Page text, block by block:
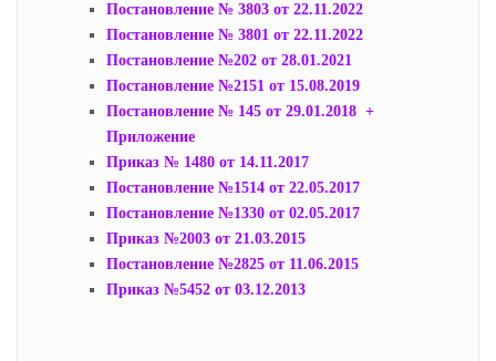
Постановление № 3803 от 22.11.2022
Постановление № 3801 от 22.11.2022
Постановление №202 от 28.01.2021
Постановление №2151 от 15.08.2019
Постановление № 145 от 29.01.2018 +
Приложение
Приказ № 1480 от 14.11.2017
Постановление №1514 от 22.05.2017
Постановление №1330 от 02.05.2017
Приказ №2003 от 21.03.2015
Постановление №2825 от 11.06.2015
Приказ №5452 от 03.12.2013